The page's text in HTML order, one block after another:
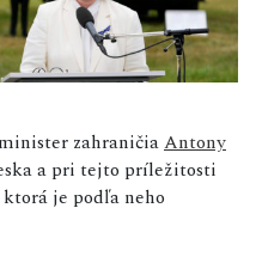
zahraničiaAntony
a pri tejto príležitosti
je podľa neho